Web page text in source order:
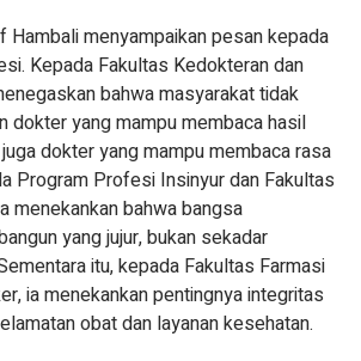
Hambali menyampaikan pesan kepada
Kepada Fakultas Kedokteran dan
bahwa masyarakat tidak
dokter yang mampu membaca hasil
dokter yang mampu membaca rasa
Program Profesi Insinyur dan Fakultas
menekankan bahwa bangsa
yang jujur, bukan sekadar
itu, kepada Fakultas Farmasi
ia menekankan pentingnya integritas
obat dan layanan kesehatan.